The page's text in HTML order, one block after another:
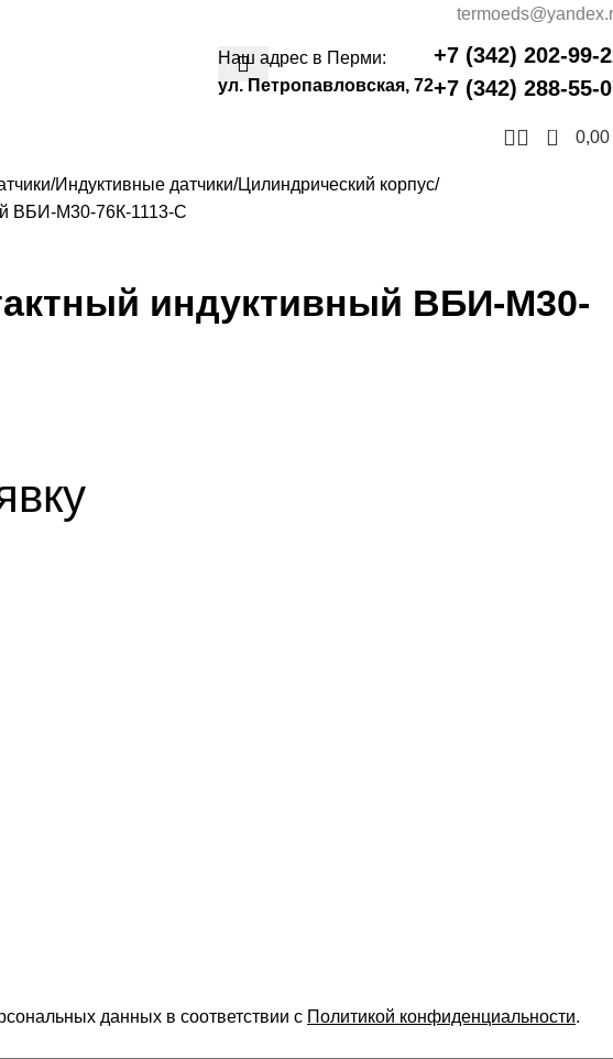
Наш адрес в Перми:
ул. Петропавловская, 72
+7 (342) 202-99-
+7 (342) 288-55-
0 0,00
Индуктивные датчики Цилиндрический корпус
ВБИ-М30-76К-1113-С
индуктивный ВБИ-М30-
данных в соответствии с Политикой конфиденциальности.